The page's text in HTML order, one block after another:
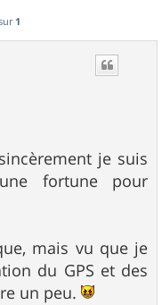
1
je suis
fortune pour
mais vu que je
du GPS et des
un peu.